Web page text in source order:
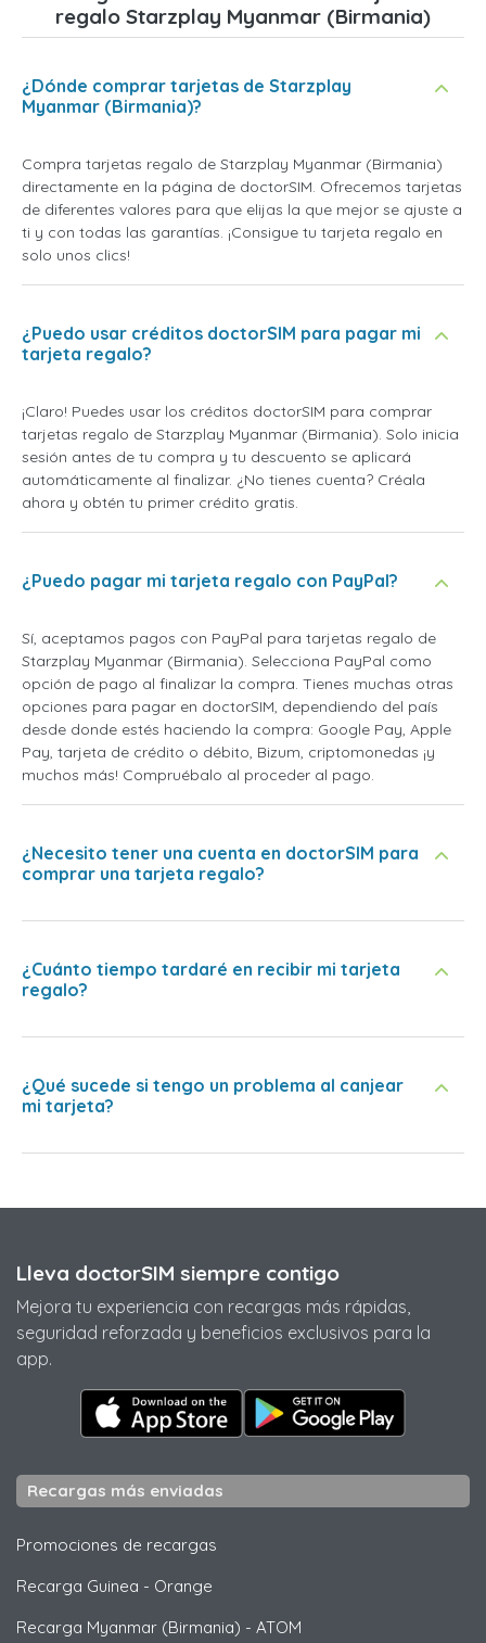
regalo Starzplay Myanmar (Birmania)
¿Dónde comprar tarjetas de Starzplay
Myanmar (Birmania)?
Compra tarjetas regalo de Starzplay Myanmar (Birmania)
directamente en la página de doctorSIM. Ofrecemos tarjetas
de diferentes valores para que elijas la que mejor se ajuste a
ti y con todas las garantías. ¡Consigue tu tarjeta regalo en
solo unos clics!
¿Puedo usar créditos doctorSIM para pagar mi
tarjeta regalo?
¡Claro! Puedes usar los créditos doctorSIM para comprar
tarjetas regalo de Starzplay Myanmar (Birmania). Solo inicia
sesión antes de tu compra y tu descuento se aplicará
automáticamente al finalizar. ¿No tienes cuenta? Créala
ahora y obtén tu primer crédito gratis.
¿Puedo pagar mi tarjeta regalo con PayPal?
Sí, aceptamos pagos con PayPal para tarjetas regalo de
Starzplay Myanmar (Birmania). Selecciona PayPal como
opción de pago al finalizar la compra. Tienes muchas otras
opciones para pagar en doctorSIM, dependiendo del país
desde donde estés haciendo la compra: Google Pay, Apple
Pay, tarjeta de crédito o débito, Bizum, criptomonedas ¡y
muchos más! Compruébalo al proceder al pago.
¿Necesito tener una cuenta en doctorSIM para
comprar una tarjeta regalo?
¿Cuánto tiempo tardaré en recibir mi tarjeta
regalo?
¿Qué sucede si tengo un problema al canjear
mi tarjeta?
Lleva doctorSIM siempre contigo
Mejora tu experiencia con recargas más rápidas,
seguridad reforzada y beneficios exclusivos para la
app.
Recargas más enviadas
Promociones de recargas
Recarga Guinea - Orange
Recarga Myanmar (Birmania) - ATOM